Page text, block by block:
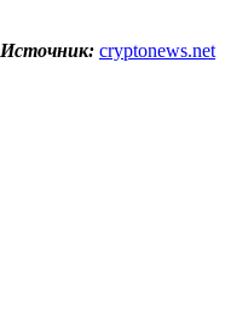
Источник: cryptonews.net